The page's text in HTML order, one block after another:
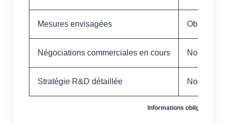
Informations obligatoires à
Mesures envisagées Obligatoire
Négociations commerciales en cours Non
Stratégie R&D détaillée Non